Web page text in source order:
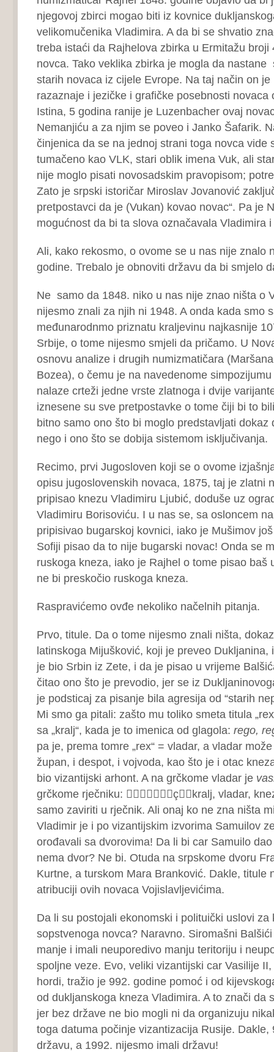
njegovoj zbirci mogao biti iz kovnice
velikomučenika Vladimira. A da bi se shvatio
treba istaći da Rajhelova zbirka u Ermitažu broji
novca. Tako veklika zbirka je mogla da nastane
starih novaca iz cijele Evrope. Na taj način on je
razaznaje i jezičke i grafičke posebnosti novaca
Istina, 5 godina ranije je Luzenbacher ovaj
Nemanjiću a za njim se poveo i Janko Šafarik.
činjenica da se na jednoj strani toga novca vide
tumačeno kao VLK, stari oblik imena Vuk, ali
nije moglo pisati novosadskim pravopisom;
Zato je srpski istoričar Miroslav Jovanović
pretpostavci da je (Vukan) kovao novac“. Pa je
mogućnost da bi ta slova označavala Vladimira
Ali, kako rekosmo, o ovome se u nas nije znalo
godine. Trebalo je obnoviti državu da bi smjelo
Ne samo da 1848. niko u nas nije znao ništa o
nijesmo znali za njih ni 1948. A onda kada smo
međunarodnmo priznatu kraljevinu najkasnije
Srbije, o tome nijesmo smjeli da pričamo. U
osnovu analize i drugih numiz­matičara
Bozea), o čemu je na navedenome
nalaze crteži jedne vrste zlatnoga i dvije
iznesene su sve pretpostavke o tome čiji bi to
bitno samo ono što bi moglo predstavljati dokaz
nego i ono što se dobija sistemom isključivanja.
Recimo, prvi Jugosloven koji se o ovome
opisu jugoslovenskih novaca, 1875, taj je zlatni
pripisao knezu Vladimiru Ljubić, doduše uz
Vladimiru Borisoviću. I u nas se, sa osloncem
pripisivao bugarskoj kovnici, iako je Mušimov
Sofiji pisao da to nije bugarski novac! Onda se
ruskoga kneza, iako je Rajhel o tome pisao baš
ne bi preskočio ruskoga kneza.
Raspravićemo ovđe nekoliko načelnih pitanja.
Prvo, titule. Da o tome nijesmo znali ništa,
latinskoga Mijušković, koji je preveo Dukljanina,
je bio Srbin iz Zete, i da je pisao u vrijeme
čitao ono što je prevodio, jer se iz
je podsticaj za pisanje bila agresija od “starih
Mi smo ga pitali: zašto mu toliko smeta titula
sa „kralj“, kada je to imenica od glagola: rego,
pa je, prema tomre „rex“ = vladar, a vladar
župan, i despot, i vojvoda, kao što je i otac
bio vizantijski arhont. A na grčkome vladar je
grčkome rječniku: çkralj, vladar,
samo zaviriti u rječnik. Ali onaj ko ne zna ništa
Vladimir je i po vizantijskim izvorima Samuilov
orođavali sa dvorovima! Da li bi car Samuilo
nema dvor? Ne bi. Otuda na srpskome dvoru
Kurtne, a turskom Mara Branković. Dakle, titule
atribuciji ovih novaca Vojislavljevićima.
Da li su postojali ekonomski i polituički uslovi za
sopstvenoga novca? Naravno. Siromašni
manje i imali neuporedivo manju teritoriju i
spoljne veze. Evo, veliki vizantijski car Vasilije
hordi, tražio je 992. godine pomoć i od
od dukljanskoga kneza Vladimira. A to znači da
jer bez države ne bio mogli ni da organizuju
toga datuma počinje vizantizacija Rusije. Dakle,
državu, a 1992. nijesmo imali državu!